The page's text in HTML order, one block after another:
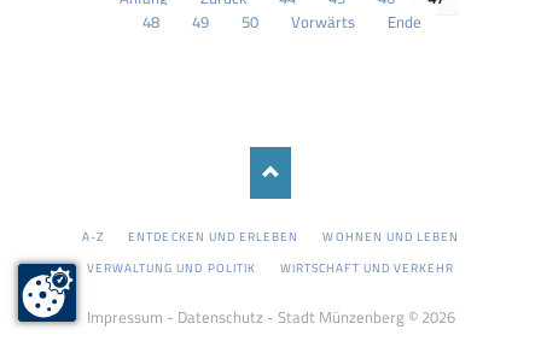
48
49 50 Vorwärts Ende
NAVIGATION
A-Z ENTDECKEN UND ERLEBEN
WOHNEN UND LEBEN
VERWALTUNG UND POLITIK
WIRTSCHAFT UND VERKEHR
Impressum - Datenschutz- Stadt Münzenberg © 2026